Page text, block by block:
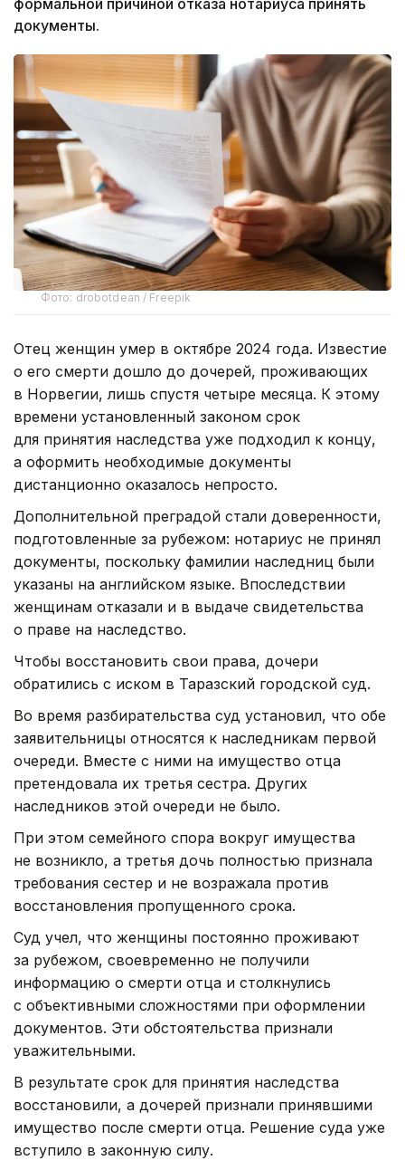
документы.
Фото: drobotdean / Freepik
Отец женщин умер в октябре 2024 года. Известие
о его смерти дошло до дочерей, проживающих
в Норвегии, лишь спустя четыре месяца. К этому
времени установленный законом срок
для принятия наследства уже подходил к концу,
а оформить необходимые документы
дистанционно оказалось непросто.
Дополнительной преградой стали доверенности,
подготовленные за рубежом: нотариус не принял
документы, поскольку фамилии наследниц были
указаны на английском языке. Впоследствии
женщинам отказали и в выдаче свидетельства
о праве на наследство.
Чтобы восстановить свои права, дочери
обратились с иском в Таразский городской суд.
Во время разбирательства суд установил, что обе
заявительницы относятся к наследникам первой
очереди. Вместе с ними на имущество отца
претендовала их третья сестра. Других
наследников этой очереди не было.
При этом семейного спора вокруг имущества
не возникло, а третья дочь полностью признала
требования сестер и не возражала против
восстановления пропущенного срока.
Суд учел, что женщины постоянно проживают
за рубежом, своевременно не получили
информацию о смерти отца и столкнулись
с объективными сложностями при оформлении
документов. Эти обстоятельства признали
уважительными.
В результате срок для принятия наследства
восстановили, а дочерей признали принявшими
имущество после смерти отца. Решение суда уже
вступило в законную силу.